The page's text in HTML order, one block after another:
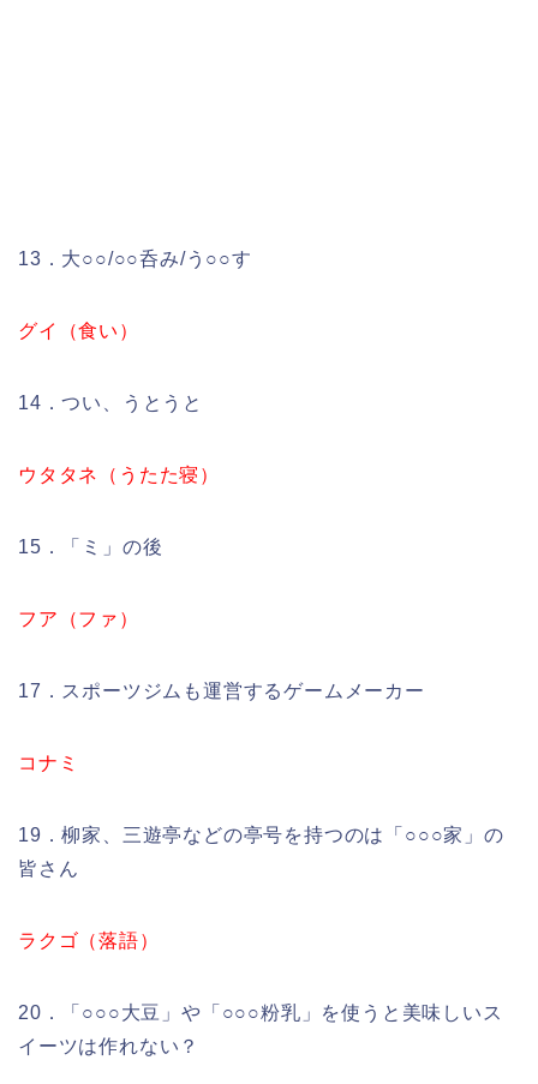
13．大○○/○○呑み/う○○す
グイ（食い）
14．つい、うとうと
ウタタネ（うたた寝）
15．「ミ」の後
フア（ファ）
17．スポーツジムも運営するゲームメーカー
コナミ
19．柳家、三遊亭などの亭号を持つのは「○○○家」の
皆さん
ラクゴ（落語）
20．「○○○大豆」や「○○○粉乳」を使うと美味しいス
イーツは作れない？